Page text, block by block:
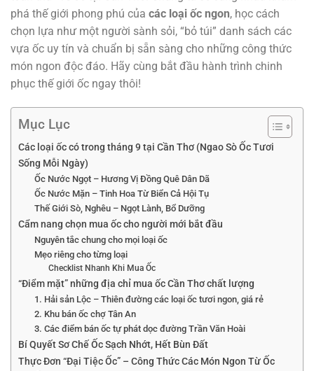
phá thế giới phong phú của các loại ốc ngon, học cách
chọn lựa như một người sành sỏi, “bỏ túi” danh sách các
vựa ốc uy tín và chuẩn bị sẵn sàng cho những công thức
món ngon độc đáo. Hãy cùng bắt đầu hành trình chinh
phục thế giới ốc ngay thôi!
Mục Lục
Các loại ốc có trong tháng 9 tại Cần Thơ (Ngao Sò Ốc Tươi
Sống Mỗi Ngày)
Ốc Nước Ngọt – Hương Vị Đồng Quê Dân Dã
Ốc Nước Mặn – Tinh Hoa Từ Biển Cả Hội Tụ
Thế Giới Sò, Nghêu – Ngọt Lành, Bổ Dưỡng
Cẩm nang chọn mua ốc cho người mới bắt đầu
Nguyên tắc chung cho mọi loại ốc
Mẹo riêng cho từng loại
Checklist Nhanh Khi Mua Ốc
“Điểm mặt” những địa chỉ mua ốc Cần Thơ chất lượng
1. Hải sản Lộc – Thiên đường các loại ốc tươi ngon, giá rẻ
2. Khu bán ốc chợ Tân An
3. Các điểm bán ốc tự phát dọc đường Trần Văn Hoài
Bí Quyết Sơ Chế Ốc Sạch Nhớt, Hết Bùn Đất
Thực Đơn “Đại Tiệc Ốc” – Công Thức Các Món Ngon Từ Ốc